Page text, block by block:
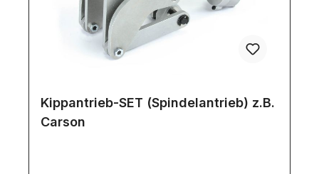
Kippantrieb-SET (Spindelantrieb) z.B.
Carson